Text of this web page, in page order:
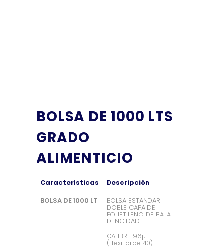
BOLSA DE 1000 LTS
GRADO
ALIMENTICIO
Características
Descripción
BOLSA DE 1000 LT
BOLSA ESTANDAR
DOBLE CAPA DE
POLIETILENO DE BAJA
DENCIDAD
CALIBRE 96µ
(FlexiForce 40)